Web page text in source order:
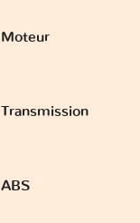
Moteur
Transmission
ABS